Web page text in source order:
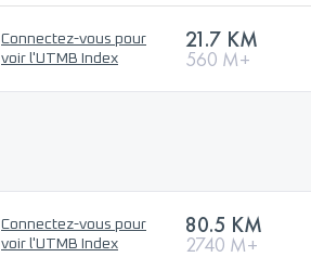
Connectez-vous pour
voir l'UTMB Index
21.7 KM
560 M+
Connectez-vous pour
voir l'UTMB Index
80.5 KM
2740 M+